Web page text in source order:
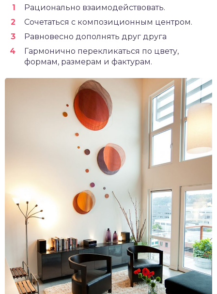
Рационально взаимодействовать.
Сочетаться с композиционным центром.
Равновесно дополнять друг друга
Гармонично перекликаться по цвету,
формам, размерам и фактурам.